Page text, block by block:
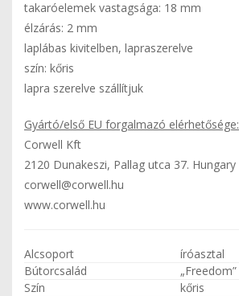
takaróelemek vastagsága: 18 mm
élzárás: 2 mm
laplábas kivitelben, lapraszerelve
szín: kőris
lapra szerelve szállítjuk
Gyártó/első EU forgalmazó elérhetősége:
Corwell Kft
2120 Dunakeszi, Pallag utca 37. Hungary
corwell@corwell.hu
www.corwell.hu
Alcsoport
íróasztal
Bútorcsalád
„Freedom”
Szín
kőris